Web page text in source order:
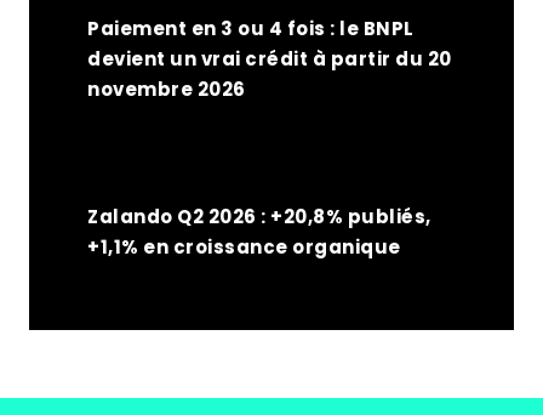
Paiement en 3 ou 4 fois : le BNPL
devient un vrai crédit à partir du 20
novembre 2026
Zalando Q2 2026 : +20,8% publiés,
+1,1% en croissance organique